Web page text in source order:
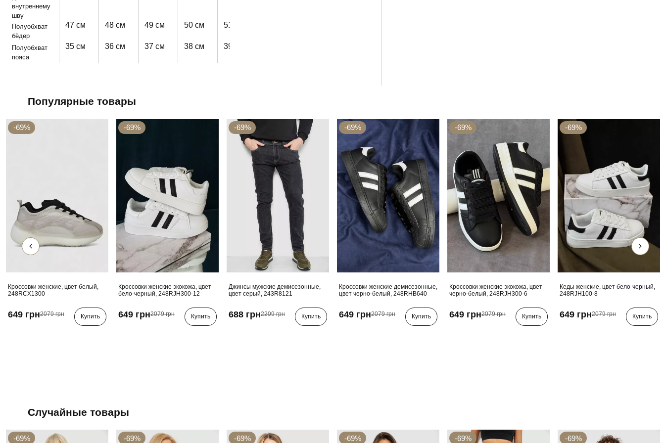
внутреннему
шву
Полуобхват
бёдер
47 см 48 см 49 см 50 см 51 см
Полуобхват
пояса
35 см 36 см 37 см 38 см 39 см
Популярные товары
-69%
Кроссовки женские, цвет белый,
248RCX1300
649 грн2079 грн Купить
-69%
Кроссовки женские экокожа, цвет
бело-черный, 248RJH300-12
649 грн2079 грн Купить
-69%
Джинсы мужские демисезонные,
цвет серый, 243R8121
688 грн2209 грн Купить
-69%
Кроссовки женские демисезонные,
цвет черно-белый, 248RHB640
649 грн2079 грн Купить
-69%
Кроссовки женские экокожа, цвет
черно-белый, 248RJH300-6
649 грн2079 грн Купить
-69%
Кеды женские, цвет бело-черный,
248RJH100-8
649 грн2079 грн Купить
Случайные товары
-69% -69% -69% -69% -69% -69%